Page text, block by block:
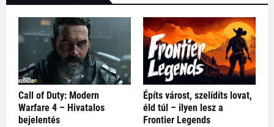
Call of Duty: Modern
Warfare 4 – Hivatalos
bejelentés
Építs várost, szelídíts lovat,
éld túl – ilyen lesz a
Frontier Legends